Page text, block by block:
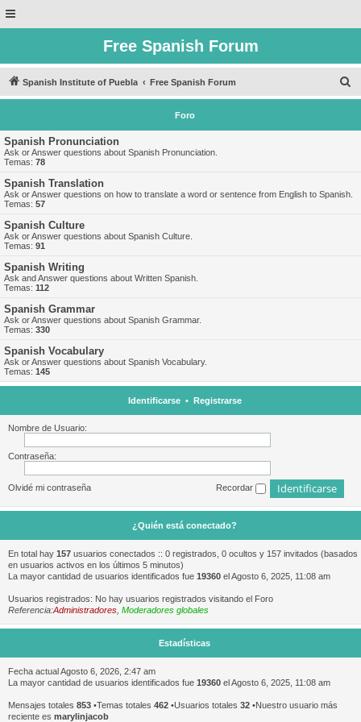
Free Spanish Forum
Spanish Institute of Puebla Free Spanish Forum
u
Foro
Spanish Pronunciation
Ask or Answer questions about Spanish Pronunciation.
Temas: 78
Spanish Translation
Ask or Answer questions on how to translate a word or sentence from English to Spanish.
Temas: 57
Spanish Culture
Ask or Answer questions about Spanish Culture.
Temas: 91
Spanish Writing
Ask and Answer questions about Written Spanish.
Temas: 112
Spanish Grammar
Ask or Answer questions about Spanish Grammar.
Temas: 330
Spanish Vocabulary
Ask or Answer questions about Spanish Vocabulary.
Temas: 145
Identificarse• Registrarse
Nombre de Usuario:
Contraseña:
Olvidé mi contraseña Recordar
¿Quién está conectado?
En total hay 157 usuarios conectados :: 0 registrados, 0 ocultos y 157 invitados (basados
en usuarios activos en los últimos 5 minutos)
La mayor cantidad de usuarios identificados fue 19360 el Agosto 6, 2025, 11:08 am
Usuarios registrados: No hay usuarios registrados visitando el Foro
Referencia:Administradores Moderadores globales
Estadísticas
Fecha actual Agosto 6, 2026, 2:47 am
La mayor cantidad de usuarios identificados fue 19360 el Agosto 6, 2025, 11:08 am
Mensajes totales 853 •Temas totales 462 •Usuarios totales 32 •Nuestro usuario más
reciente es marylinjacob